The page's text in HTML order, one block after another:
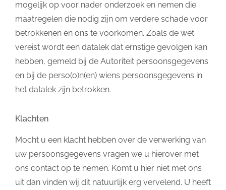
mogelijk op voor nader onderzoek en nemen die
maatregelen die nodig zijn om verdere schade voor
betrokkenen en ons te voorkomen. Zoals de wet
vereist wordt een datalek dat ernstige gevolgen kan
hebben, gemeld bij de Autoriteit persoonsgegevens
en bij de perso(o)n(en) wiens persoonsgegevens in
het datalek zijn betrokken.
Klachten
Mocht u een klacht hebben over de verwerking van
uw persoonsgegevens vragen we u hierover met
ons contact op te nemen. Komt u hier niet met ons
uit dan vinden wij dit natuurlijk erg vervelend. U heeft